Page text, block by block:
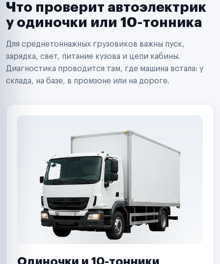
Автодилеры
Поставщики запчастей
Аренда спецтехники
Ремонт спецтехники
Ритейл-сети
Управляющие компании
Страховые компании
Что проверит автоэлектрик
у одиночки или 10-тонника
Для среднетоннажных грузовиков важны пуск,
зарядка, свет, питание кузова и цепи кабины.
Диагностика проводится там, где машина встала: у
склада, на базе, в промзоне или на дороге.
Одиночки и 10-тонники